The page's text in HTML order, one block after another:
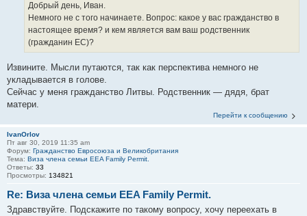
Добрый день, Иван.
Немного не с того начинаете. Вопрос: какое у вас гражданство в
настоящее время? и кем является вам ваш родственник
(гражданин ЕС)?
Извините. Мысли путаются, так как перспектива немного не
укладывается в голове.
Сейчас у меня гражданство Литвы. Родственник — дядя, брат
матери.
Перейти к сообщению
IvanOrlov
Пт авг 30, 2019 11:35 am
Форум: Гражданство Евросоюза и Великобритания
Тема: Виза члена семьи EEA Family Permit.
Ответы: 33
Просмотры: 134821
Re: Виза члена семьи EEA Family Permit.
Здравствуйте. Подскажите по такому вопросу, хочу переехать в